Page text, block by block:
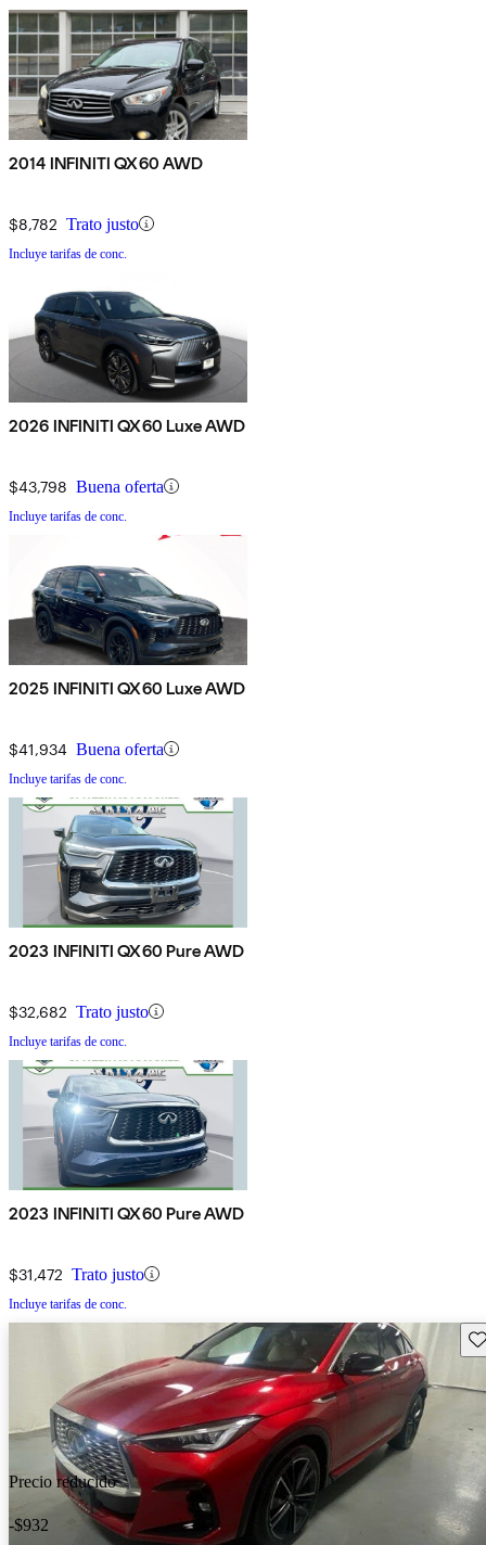
2014 INFINITI QX60 AWD
$8,782 Trato justo
Incluye tarifas de conc.
2026 INFINITI QX60 Luxe AWD
$43,798 Buena oferta
Incluye tarifas de conc.
2025 INFINITI QX60 Luxe AWD
$41,934 Buena oferta
Incluye tarifas de conc.
2023 INFINITI QX60 Pure AWD
$32,682 Trato justo
Incluye tarifas de conc.
2023 INFINITI QX60 Pure AWD
$31,472 Trato justo
Incluye tarifas de conc.
Precio reducido
-$932